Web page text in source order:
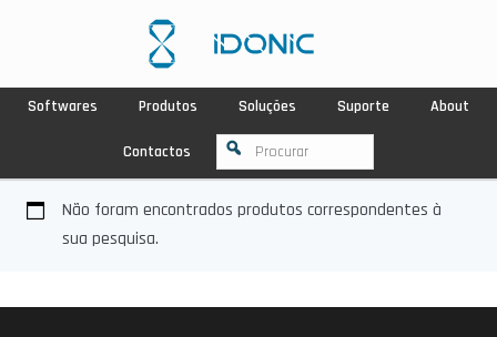
Softwares Produtos Soluções Suporte About
Contactos
Não foram encontrados produtos correspondentes à
sua pesquisa.